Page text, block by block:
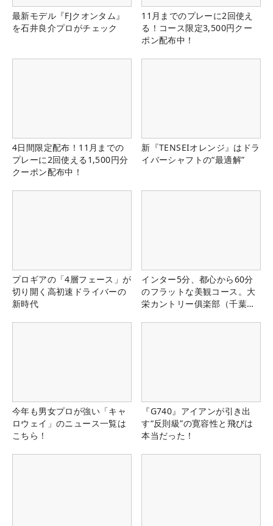
最新モデル『FJクオンタム』
を石井良介プロがチェック
11月までのプレーに2回使え
る！コース限定3,500円クー
ポン配布中！
4日間限定配布！11月までの
プレーに2回使える1,500円分
クーポン配布中！
新『TENSEIオレンジ』はドラ
イバーシャフトの“最適解”
プロギアの「4層フェース」が
切り開く高初速ドライバーの
新時代
インター5分、都心から60分
のフラットな美観コース。大
栄カントリー俱楽部（千葉
今年も男女プロが強い「キャ
ロウェイ」のニュース一覧は
こちら！
『G740』アイアンが引き出
す“反則級”の寛容性と飛びは
本当だった！